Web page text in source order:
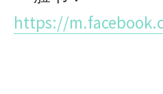
https://